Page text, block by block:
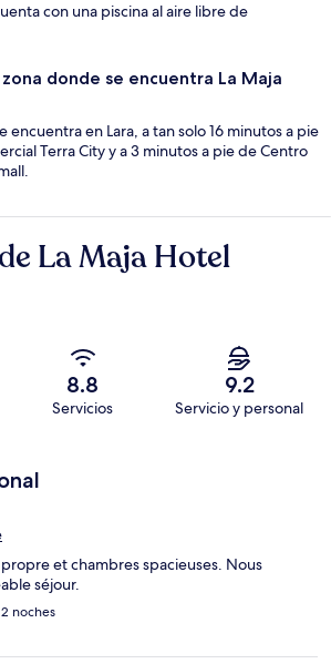
con una piscina al aire libre de
donde se encuentra La Maja
encuentra en Lara, a tan solo 16 minutos a pie
Terra City y a 3 minutos a pie de Centro
La Maja Hotel
8.8
Servicios
9.2
Servicio y personal
et chambres spacieuses. Nous
séjour.
noches